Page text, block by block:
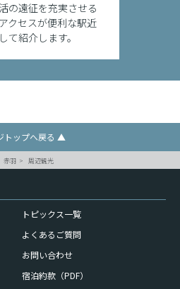
の遠征を充実させる
クセスが便利な駅近
て紹介します。
トップへ戻る ▲
赤羽 周辺観光
トピックス一覧
よくあるご質問
お問い合わせ
宿泊約款（PDF）